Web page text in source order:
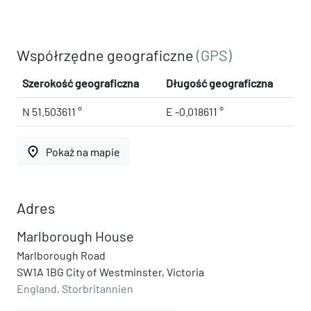
Współrzędne geograficzne(GPS)
Szerokość geograficzna Długość geograficzna
N 51.503611 ° E -0.018611 °
place Pokaż na mapie
Adres
Marlborough House
Marlborough Road
SW1A 1BG City of Westminster, Victoria
England, Storbritannien